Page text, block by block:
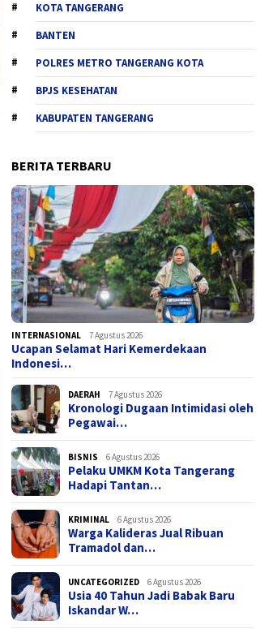
KOTA TANGERANG
BANTEN
POLRES METRO TANGERANG KOTA
BPJS KESEHATAN
KABUPATEN TANGERANG
BERITA TERBARU
INTERNASIONAL 7 Agustus 2026
Ucapan Selamat Hari Kemerdekaan
Indonesi…
DAERAH 7 Agustus 2026
Kronologi Dugaan Intimidasi oleh
Pegawai…
BISNIS 6 Agustus 2026
Pelaku UMKM Kota Tangerang
Hadapi Tantan…
KRIMINAL 6 Agustus 2026
Warga Kalideras Jual Ribuan
Tramadol dan…
UNCATEGORIZED 6 Agustus 2026
Usia 40 Tahun Jadi Babak Baru
Iskandar W…